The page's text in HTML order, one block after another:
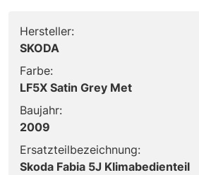
Hersteller:
SKODA
Farbe:
LF5X Satin Grey Met
Baujahr:
2009
Ersatzteilbezeichnung:
Skoda Fabia 5J Klimabedienteil